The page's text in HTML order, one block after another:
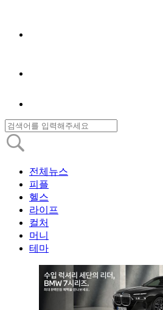
전체뉴스
피플
헬스
라이프
컬처
머니
테마